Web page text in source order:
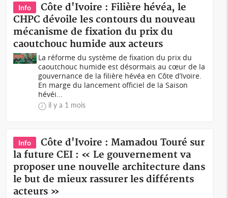
Info
Côte d'Ivoire : Filière hévéa, le
CHPC dévoile les contours du nouveau
mécanisme de fixation du prix du
caoutchouc humide aux acteurs
La réforme du système de fixation du prix du
caoutchouc humide est désormais au cœur de la
gouvernance de la filière hévéa en Côte d’Ivoire.
En marge du lancement officiel de la Saison
hévéi...
il y a 1 mois
Info
Côte d'Ivoire : Mamadou Touré sur
la future CEI : « Le gouvernement va
proposer une nouvelle architecture dans
le but de mieux rassurer les différents
acteurs »